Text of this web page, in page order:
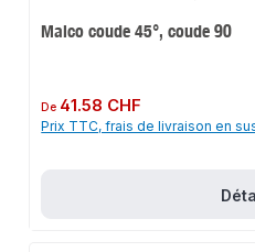
Maico coude 45°, coude 90
Prix régulier :
De 41.58 CHF
Prix TTC, frais de livraison en